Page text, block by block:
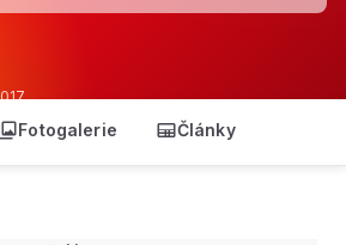
Fotogalerie Články